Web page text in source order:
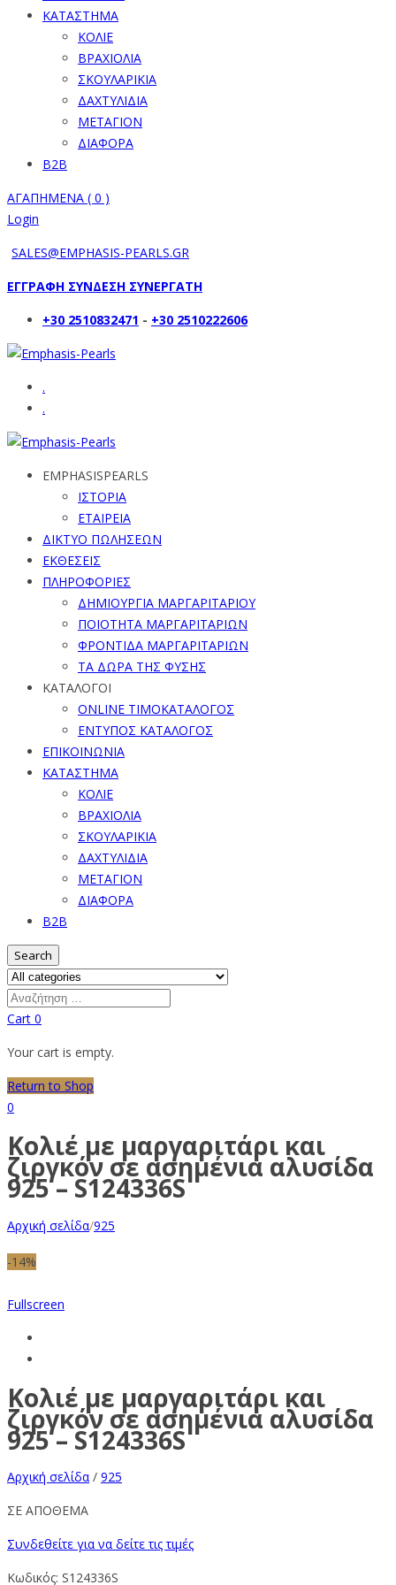
ΚΑΤΑΣΤΗΜΑ
ΚΟΛΙΕ
ΒΡΑΧΙΟΛΙΑ
ΣΚΟΥΛΑΡΙΚΙΑ
ΔΑΧΤΥΛΙΔΙΑ
ΜΕΤΑΓΙΟΝ
ΔΙΑΦΟΡΑ
B2B
ΑΓΑΠΗΜΕΝΑ ( 0 )
Login
SALES@EMPHASIS-PEARLS.GR
ΕΓΓΡΑΦΗ ΣΥΝΔΕΣΗ ΣΥΝΕΡΓΑΤΗ
+30 2510832471 - +30 2510222606
.
.
EMPHASISPEARLS
ΙΣΤΟΡΙΑ
ΕΤΑΙΡΕΙΑ
ΔΙΚΤΥΟ ΠΩΛΗΣΕΩΝ
ΕΚΘΕΣΕΙΣ
ΠΛΗΡΟΦΟΡΙΕΣ
ΔΗΜΙΟΥΡΓΙΑ ΜΑΡΓΑΡΙΤΑΡΙΟΥ
ΠΟΙΟΤΗΤΑ ΜΑΡΓΑΡΙΤΑΡΙΩΝ
ΦΡΟΝΤΙΔΑ ΜΑΡΓΑΡΙΤΑΡΙΩΝ
ΤΑ ΔΩΡΑ ΤΗΣ ΦΥΣΗΣ
ΚΑΤΑΛΟΓΟΙ
ONLINE ΤΙΜΟΚΑΤΑΛΟΓΟΣ
ΕΝΤΥΠΟΣ ΚΑΤΑΛΟΓΟΣ
ΕΠΙΚΟΙΝΩΝΙΑ
ΚΑΤΑΣΤΗΜΑ
ΚΟΛΙΕ
ΒΡΑΧΙΟΛΙΑ
ΣΚΟΥΛΑΡΙΚΙΑ
ΔΑΧΤΥΛΙΔΙΑ
ΜΕΤΑΓΙΟΝ
ΔΙΑΦΟΡΑ
B2B
Search
Cart 0
Your cart is empty.
Return to Shop
0
Κολιέ με μαργαριτάρι και
ζιργκόν σε ασημένια αλυσίδα
925 – S124336S
Αρχική σελίδα/925
-14%
Fullscreen
Κολιέ με μαργαριτάρι και
ζιργκόν σε ασημένια αλυσίδα
925 – S124336S
Αρχική σελίδα / 925
ΣΕ ΑΠΟΘΕΜΑ
Συνδεθείτε για να δείτε τις τιμές
Κωδικός: S124336S